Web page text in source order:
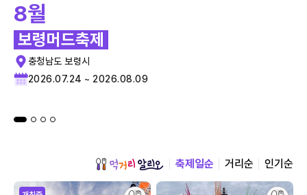
8월
보령머드축제
충청남도 보령시
2026.07.24 ~ 2026.08.09
축제일순 거리순 인기순